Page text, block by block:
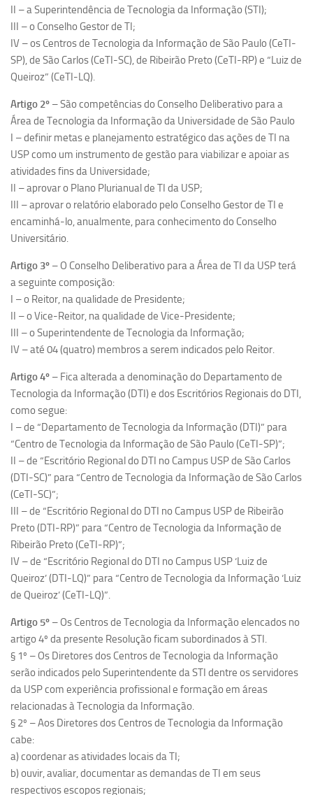
II – a Superintendência de Tecnologia da Informação (STI);
III – o Conselho Gestor de TI;
IV – os Centros de Tecnologia da Informação de São Paulo (CeTI-
SP), de São Carlos (CeTI-SC), de Ribeirão Preto (CeTI-RP) e “Luiz de
Queiroz” (CeTI-LQ).
Artigo 2º – São competências do Conselho Deliberativo para a
Área de Tecnologia da Informação da Universidade de São Paulo
I – definir metas e planejamento estratégico das ações de TI na
USP como um instrumento de gestão para viabilizar e apoiar as
atividades fins da Universidade;
II – aprovar o Plano Plurianual de TI da USP;
III – aprovar o relatório elaborado pelo Conselho Gestor de TI e
encaminhá-lo, anualmente, para conhecimento do Conselho
Universitário.
Artigo 3º – O Conselho Deliberativo para a Área de TI da USP terá
a seguinte composição:
I – o Reitor, na qualidade de Presidente;
II – o Vice-Reitor, na qualidade de Vice-Presidente;
III – o Superintendente de Tecnologia da Informação;
IV – até 04 (quatro) membros a serem indicados pelo Reitor.
Artigo 4º – Fica alterada a denominação do Departamento de
Tecnologia da Informação (DTI) e dos Escritórios Regionais do DTI,
como segue:
I – de “Departamento de Tecnologia da Informação (DTI)” para
“Centro de Tecnologia da Informação de São Paulo (CeTI-SP)”;
II – de “Escritório Regional do DTI no Campus USP de São Carlos
(DTI-SC)” para “Centro de Tecnologia da Informação de São Carlos
(CeTI-SC)”;
III – de “Escritório Regional do DTI no Campus USP de Ribeirão
Preto (DTI-RP)” para “Centro de Tecnologia da Informação de
Ribeirão Preto (CeTI-RP)”;
IV – de “Escritório Regional do DTI no Campus USP ‘Luiz de
Queiroz’ (DTI-LQ)” para “Centro de Tecnologia da Informação ‘Luiz
de Queiroz’ (CeTI-LQ)”.
Artigo 5º – Os Centros de Tecnologia da Informação elencados no
artigo 4º da presente Resolução ficam subordinados à STI.
§ 1º – Os Diretores dos Centros de Tecnologia da Informação
serão indicados pelo Superintendente da STI dentre os servidores
da USP com experiência profissional e formação em áreas
relacionadas à Tecnologia da Informação.
§ 2º – Aos Diretores dos Centros de Tecnologia da Informação
cabe:
a) coordenar as atividades locais da TI;
b) ouvir, avaliar, documentar as demandas de TI em seus
respectivos escopos regionais;